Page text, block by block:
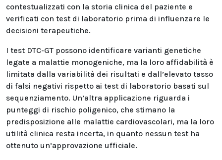
contestualizzati con la storia clinica del paziente e
verificati con test di laboratorio prima di influenzare le
decisioni terapeutiche.
I test DTC-GT possono identificare varianti genetiche
legate a malattie monogeniche, ma la loro affidabilità è
limitata dalla variabilità dei risultati e dall’elevato tasso
di falsi negativi rispetto ai test di laboratorio basati sul
sequenziamento. Un’altra applicazione riguarda i
punteggi di rischio poligenico, che stimano la
predisposizione alle malattie cardiovascolari, ma la loro
utilità clinica resta incerta, in quanto nessun test ha
ottenuto un’approvazione ufficiale.